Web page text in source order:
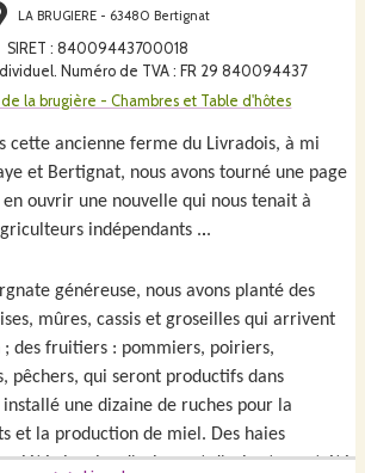
LA BRUGIERE - 63480 Bertignat
SIRET : 84009443700018
Numéro de TVA : FR 29 840094437
de la brugière - Chambres et Table d'hôtes
cette ancienne ferme du Livradois, à mi
et Bertignat, nous avons tourné une page
ouvrir une nouvelle qui nous tenait à
indépendants ...
généreuse, nous avons planté des
mûres, cassis et groseilles qui arrivent
des fruitiers : pommiers, poiriers,
pêchers, qui seront productifs dans
une dizaine de ruches pour la
et la production de miel. Des haies
locales d'arbres et d'arbustes ont été